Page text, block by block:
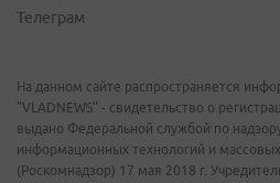
Телеграм
На данном сайте распространяется
"VLADNEWS" - свидетельство о
выдано Федеральной службой по
информационных технологий и
(Роскомнадзор) 17 мая 2018 г.